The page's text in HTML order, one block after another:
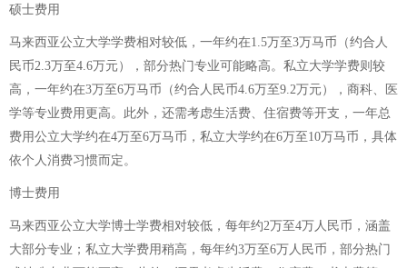
硕士费用
马来西亚公立大学学费相对较低，一年约在1.5万至3万马币（约合人
民币2.3万至4.6万元），部分热门专业可能略高。私立大学学费则较
高，一年约在3万至6万马币（约合人民币4.6万至9.2万元），商科、医
学等专业费用更高。此外，还需考虑生活费、住宿费等开支，一年总
费用公立大学约在4万至6万马币，私立大学约在6万至10万马币，具体
依个人消费习惯而定。
博士费用
马来西亚公立大学博士学费相对较低，每年约2万至4万人民币，涵盖
大部分专业；私立大学费用稍高，每年约3万至6万人民币，部分热门